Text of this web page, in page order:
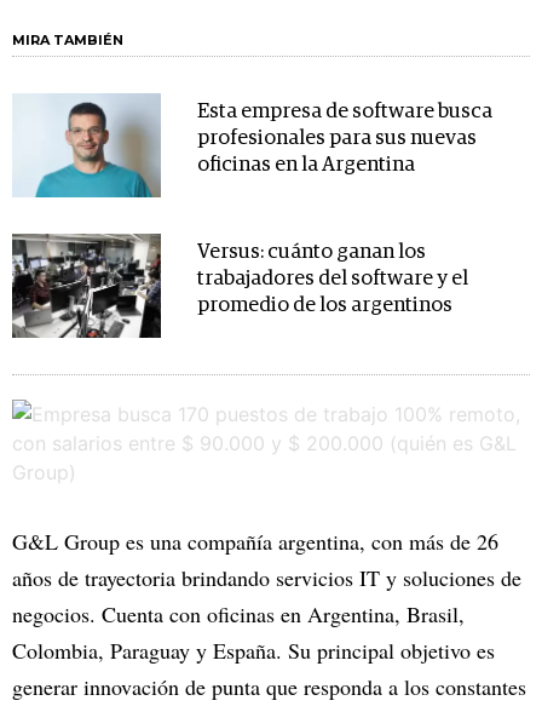
MIRA TAMBIÉN
Esta empresa de software busca
profesionales para sus nuevas
oficinas en la Argentina
Versus: cuánto ganan los
trabajadores del software y el
promedio de los argentinos
G&L Group es una compañía argentina, con más de 26
años de trayectoria brindando servicios IT y soluciones de
negocios. Cuenta con oficinas en Argentina, Brasil,
Colombia, Paraguay y España. Su principal objetivo es
generar innovación de punta que responda a los constantes